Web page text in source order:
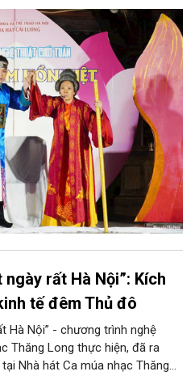
tân cổ và các tiết mục múa
phố đi bộ hồ Hoàn Kiếm. Đặc
của các nghệ sĩ đến từ
cuộc gặp gỡ nghệ thuật giàu
ngày rất Hà Nội”: Kích
tế đêm Thủ đô
Hà Nội” - chương trình nghệ
Thăng Long thực hiện, đã ra
Nhà hát Ca múa nhạc Thăng